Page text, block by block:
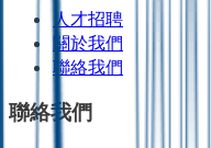
人才招聘
關於我們
聯絡我們
聯絡我們